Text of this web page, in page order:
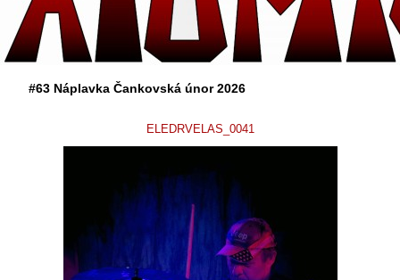
#63 Náplavka Čankovská únor 2026
ELEDRVELAS_0041